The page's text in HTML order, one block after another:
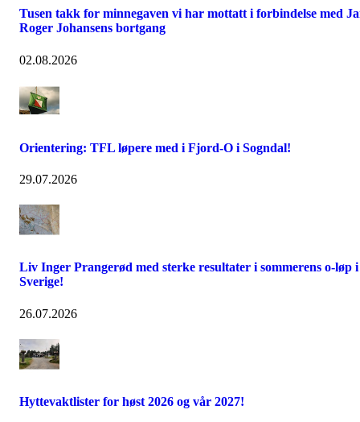
Tusen takk for minnegaven vi har mottatt i forbindelse med
Roger Johansens bortgang
02.08.2026
Orientering: TFL løpere med i Fjord-O i Sogndal!
29.07.2026
Liv Inger Prangerød med sterke resultater i sommerens o-løp i
Sverige!
26.07.2026
Hyttevaktlister for høst 2026 og vår 2027!